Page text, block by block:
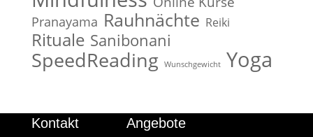
Pranayama Rauhnächte Reiki
Rituale Sanibonani
SpeedReading Wunschgewicht Yoga
Kontakt Angebote